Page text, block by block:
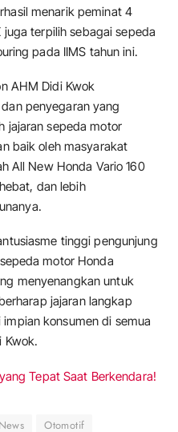
menarik peminat 4
juga terpilih sebagai sepeda
pada IIMS tahun ini.
AHM Didi Kwok
penyegaran yang
jajaran sepeda motor
baik oleh masyarakat
All New Honda Vario 160
dan lebih
tinggi pengunjung
motor Honda
menyenangkan untuk
jajaran langkap
konsumen di semua
Kwok.
Tepat Saat Berkendara!
News Otomotif